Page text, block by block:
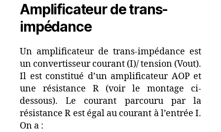
Amplificateur de trans-
impédance
Un amplificateur de trans-impédance est
un convertisseur courant (I)/ tension (Vout).
Il est constitué d’un amplificateur AOP et
une résistance R (voir le montage ci-
dessous). Le courant parcouru par la
résistance R est égal au courant à l’entrée I.
On a :